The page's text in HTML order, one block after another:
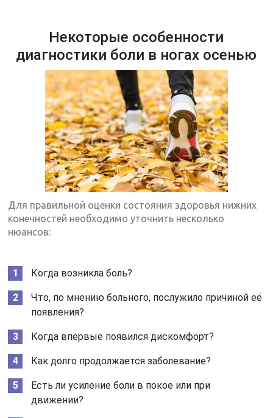
Некоторые особенности
диагностики боли в ногах осенью
Для правильной оценки состояния здоровья нижних
конечностей необходимо уточнить несколько
нюансов:
Когда возникла боль?
Что, по мнению больного, послужило причиной её
появления?
Когда впервые появился дискомфорт?
Как долго продолжается заболевание?
Есть ли усиление боли в покое или при
движении?